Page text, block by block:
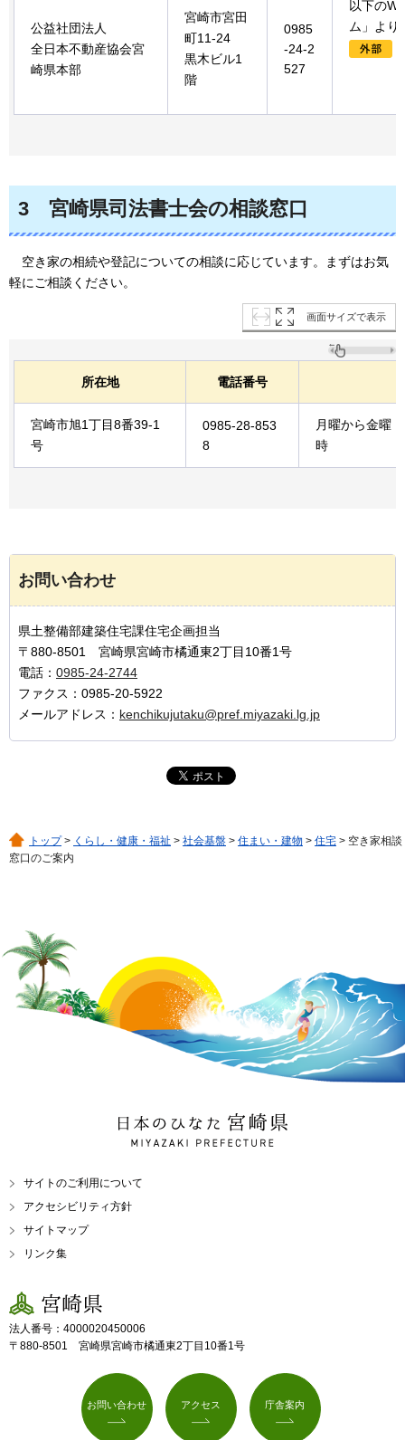
公益社団法人
全日本不動産協会宮
崎県本部
宮崎市宮田
町11-24
黒木ビル1
階
0985
-24-2
527
以下の
ム」より
3 宮崎県司法書士会の相談窓口
空き家の相続や登記についての相談に応じています。まずはお気
軽にご相談ください。
画面サイズで表示
所在地 電話番号
宮崎市旭1丁目8番39-1
号
0985-28-853
8
月曜から金曜
時
お問い合わせ
県土整備部建築住宅課住宅企画担当
〒880-8501 宮崎県宮崎市橘通東2丁目10番1号
電話： 0985-24-2744
ファクス：0985-20-5922
メールアドレス： kenchikujutaku@pref.miyazaki.lg.jp
トップ> くらし・健康・福祉 > 社会基盤 > 住まい・建物 > 住宅 > 空き家相談
窓口のご案内
日本のひなた 宮崎県
MIYAZAKI PREFECTURE
サイトのご利用について
アクセシビリティ方針
サイトマップ
リンク集
宮崎県
法人番号：4000020450006
〒880-8501 宮崎県宮崎市橘通東2丁目10番1号
お問い合わせ アクセス 庁舎案内